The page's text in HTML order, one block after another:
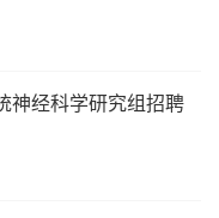
神经科学研究组招聘